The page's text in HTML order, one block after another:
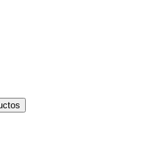
y cumplen con la política de
de reseñas de productos y